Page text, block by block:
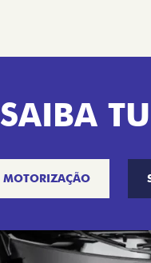
SAIBA
MOTORIZAÇÃO